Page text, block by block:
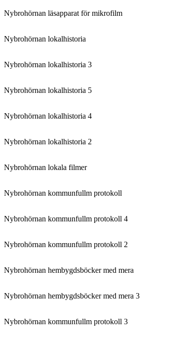
Nybrohörnan läsapparat för mikrofilm
Nybrohörnan lokalhistoria
Nybrohörnan lokalhistoria 3
Nybrohörnan lokalhistoria 5
Nybrohörnan lokalhistoria 4
Nybrohörnan lokalhistoria 2
Nybrohörnan lokala filmer
Nybrohörnan kommunfullm protokoll
Nybrohörnan kommunfullm protokoll 4
Nybrohörnan kommunfullm protokoll 2
Nybrohörnan hembygdsböcker med mera
Nybrohörnan hembygdsböcker med mera 3
Nybrohörnan kommunfullm protokoll 3